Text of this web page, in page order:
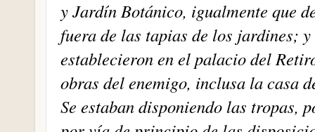
y Jardín Botánico, igualmente que
fuera de las tapias de los jardines;
establecieron en el palacio del
obras del enemigo, inclusa la casa
Se estaban disponiendo las tropas,